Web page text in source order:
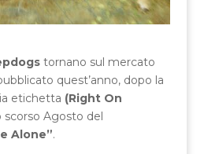
tornano sul mercato
quest’anno, dopo la
etichetta (Right On
scorso Agosto del
Alone”.